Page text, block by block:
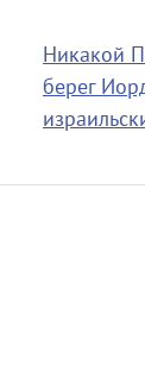
Никакой
берег